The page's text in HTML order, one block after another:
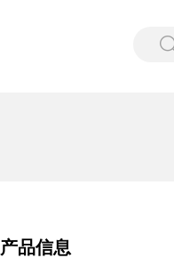
产品信息